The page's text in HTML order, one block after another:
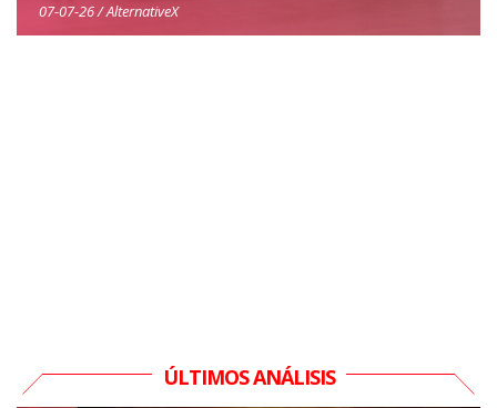
07-07-26 / AlternativeX
ÚLTIMOS ANÁLISIS